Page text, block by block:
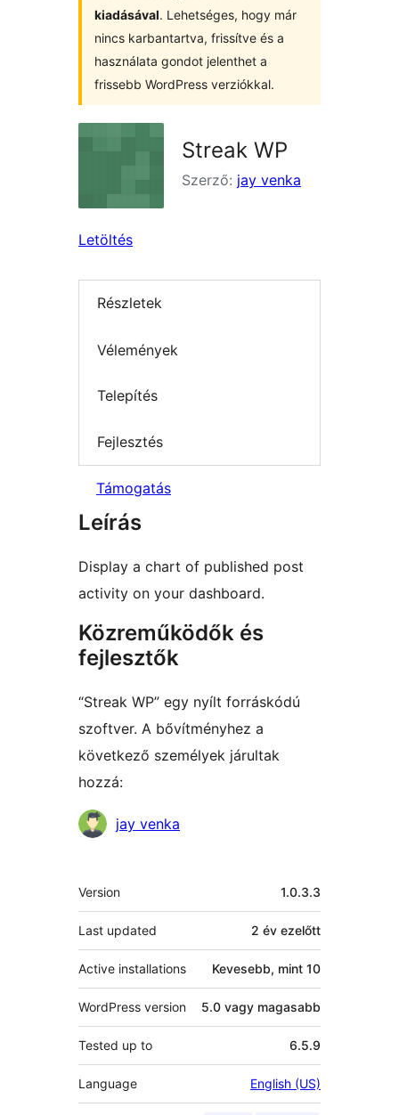
kiadásával. Lehetséges, hogy már
nincs karbantartva, frissítve és a
használata gondot jelenthet a
frissebb WordPress verziókkal.
Streak WP
Szerző: jay venka
Letöltés
Részletek
Vélemények
Telepítés
Fejlesztés
Támogatás
Leírás
Display a chart of published post
activity on your dashboard.
Közreműködők és
fejlesztők
“Streak WP” egy nyílt forráskódú
szoftver. A bővítményhez a
következő személyek járultak
hozzá:
Közreműködők
jay venka
Meta
Version 1.0.3.3
Last updated 2 év ezelőtt
Active installations Kevesebb, mint 10
WordPress version 5.0 vagy magasabb
Tested up to 6.5.9
Language English (US)